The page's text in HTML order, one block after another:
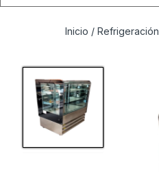
Inicio / Refrigeración